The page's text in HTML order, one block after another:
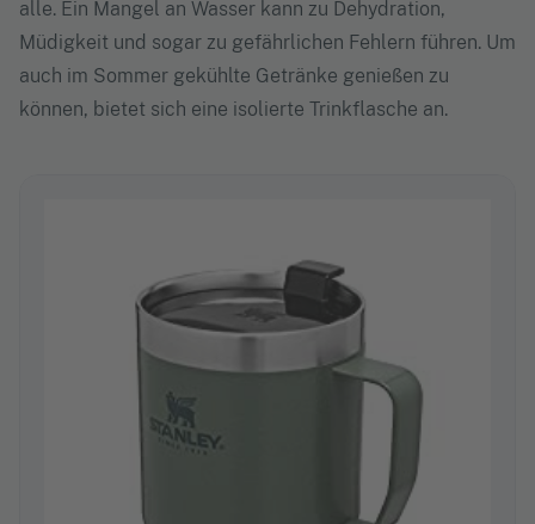
alle. Ein Mangel an Wasser kann zu Dehydration,
Müdigkeit und sogar zu gefährlichen Fehlern führen. Um
auch im Sommer gekühlte Getränke genießen zu
können, bietet sich eine isolierte Trinkflasche an.